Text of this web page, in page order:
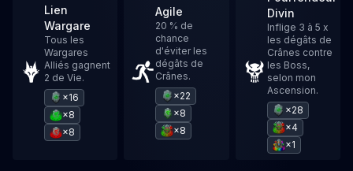
Lien
Wargare
Tous les
Wargares
Alliés gagnent
2 de Vie.
×16
×8
×8
Agile
20 % de
chance
d'éviter les
dégâts de
Crânes.
×22
×8
×8
Divin
Inflige 3 à 5 x
les dégâts de
Crânes contre
les Boss,
selon mon
Ascension.
×28
×4
×1